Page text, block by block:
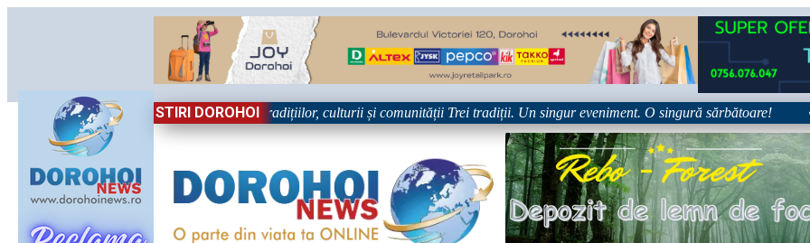
STIRI DOROHOI
în Sărbătoare!” – trei zile dedicate tradițiilor, culturii și comunității Trei tradiții. Un singur eveniment. O singură sărbătoare!